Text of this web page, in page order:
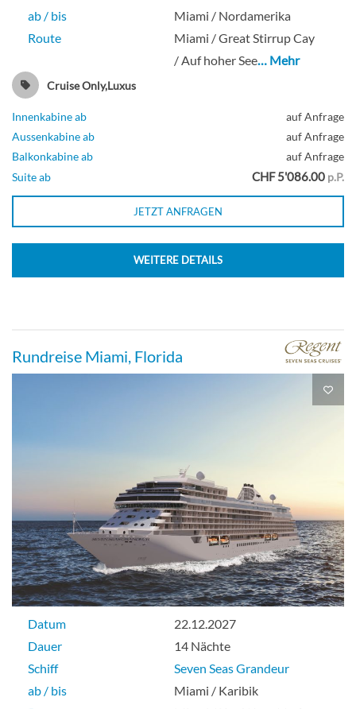
ab / bis
Miami / Nordamerika
Route
Miami / Great Stirrup Cay
/ Auf hoher See… Mehr
Cruise Only,Luxus
Innenkabine ab
auf Anfrage
Aussenkabine ab
auf Anfrage
Balkonkabine ab
auf Anfrage
Suite ab
CHF 5'086.00 p.P.
JETZT ANFRAGEN
WEITERE DETAILS
Rundreise Miami, Florida
Datum
22.12.2027
Dauer
14 Nächte
Schiff
Seven Seas Grandeur
ab / bis
Miami / Karibik